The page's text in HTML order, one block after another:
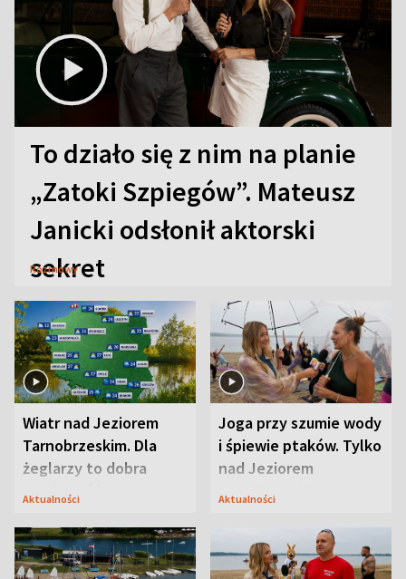
To działo się z nim na planie
„Zatoki Szpiegów”. Mateusz
Janicki odsłonił aktorski
sekret
Rozmowy
Wiatr nad Jeziorem
Tarnobrzeskim. Dla
żeglarzy to dobra
wiadomość
Aktualności
Joga przy szumie wody
i śpiewie ptaków. Tylko
nad Jeziorem
Tarnobrzeskim
Aktualności